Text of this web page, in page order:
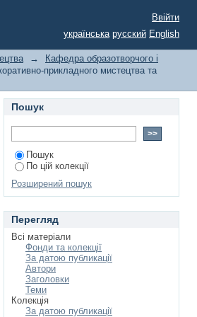
мистецтва та
Ввійти
українська русский English
→
Кафедра образотворчого і
прикладного мистецтва та
Пошук
Пошук
По цій колекції
Розширений пошук
Перегляд
Всі матеріали
Фонди та колекції
За датою публикації
Автори
Заголовки
Теми
Колекція
За датою публикації